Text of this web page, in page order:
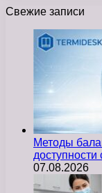
Свежие записи
Методы
доступности
07.08.2026